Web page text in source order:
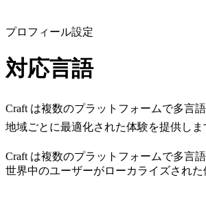
プロフィール設定
対応言語
Craft は複数のプラットフォームで多言
地域ごとに最適化された体験を提供しま
Craft は複数のプラットフォームで多言
世界中のユーザーがローカライズされた